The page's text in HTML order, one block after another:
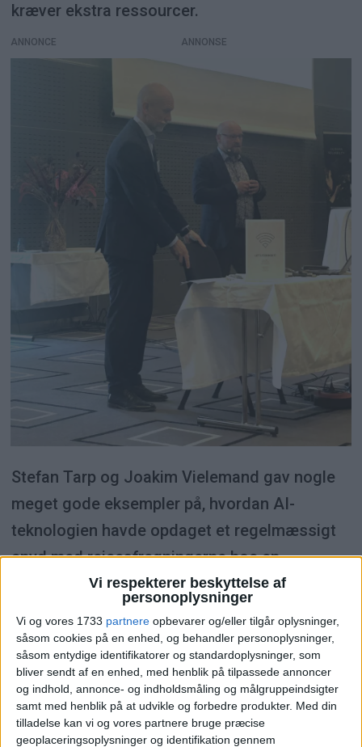
Vi respekterer beskyttelse af
personoplysninger
Vi og vores 1733 partnere opbevarer og/eller tilgår oplysninger,
såsom cookies på en enhed, og behandler personoplysninger,
såsom entydige identifikatorer og standardoplysninger, som
bliver sendt af en enhed, med henblik på tilpassede annoncer
og indhold, annonce- og indholdsmåling og målgruppeindsigter
samt med henblik på at udvikle og forbedre produkter. Med din
tilladelse kan vi og vores partnere bruge præcise
geoplaceringsoplysninger og identifikation gennem
kræver ekstra ressourcer.
ANNONCE
Stefan Tarp og Joakim Vielemand gav nogle
meget gode eksempler på, hvordan AI-
teknologien havde opdaget et regelmæssigt
snyd med rejseafregningerne hos en
medarbejder hos en større kunde. De fleste af
disse forkerte afregninger var sandsynligvis
ikke blevet opdaget ved en manuel kontrol.
På årsmødet havde deltagerne også mulighed
for at “mingle” med DBTA’s sponsorer som
hver havde fået en lille “stand”.